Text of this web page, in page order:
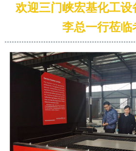
欢迎三门峡宏基化工设
李总一行莅临